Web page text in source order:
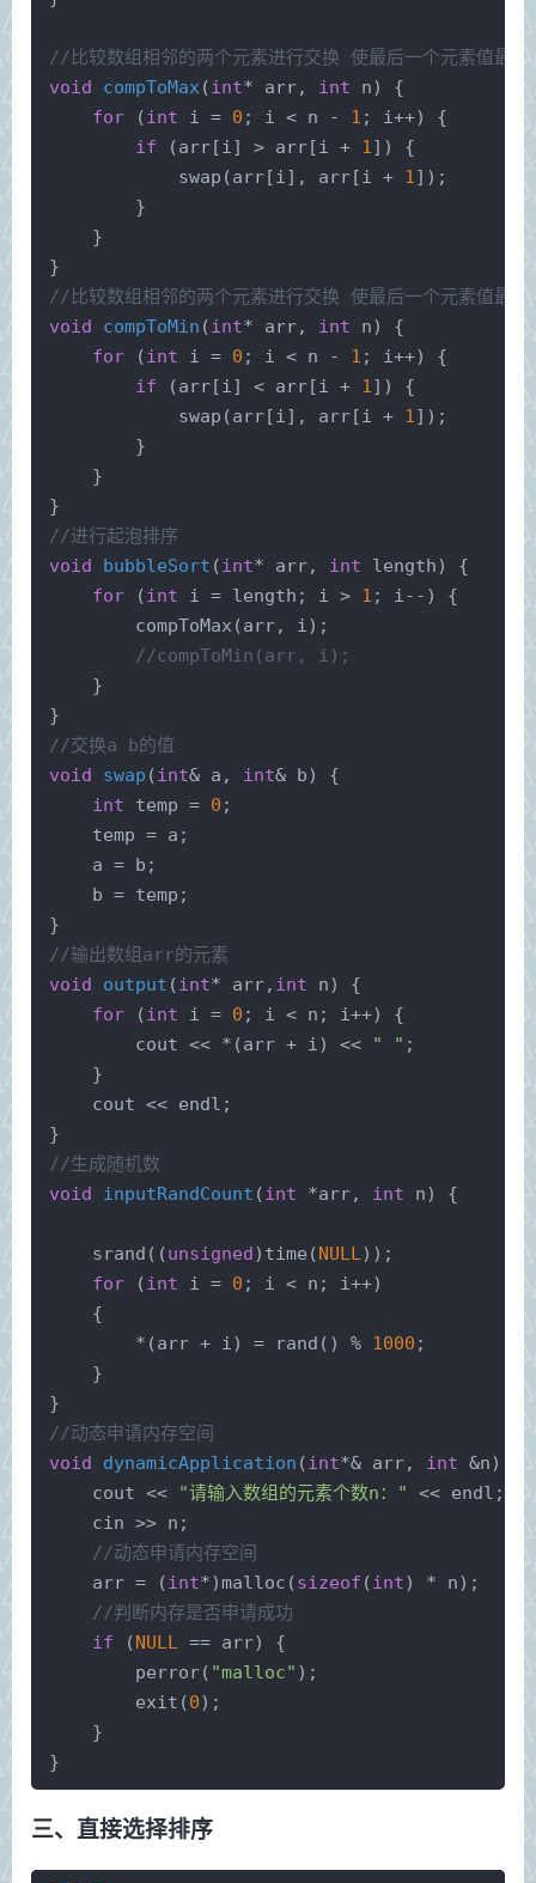
//比较数组相邻的两个元素进行交换 使最后一个元素值最
void
compToMax (int* arr, int n)
{
for (int i = 0 ; i < n - 1 ; i++) {
if (arr[i] > arr[i + 1]) {
swap (arr[i], arr[i + 1]);
        }
    }
}
//比较数组相邻的两个元素进行交换 使最后一个元素值最
void
compToMin (int* arr, int n)
{
for (int i = 0 ; i < n - 1 ; i++) {
if (arr[i] < arr[i + 1]) {
swap (arr[i], arr[i + 1]);
        }
    }
}
//进行起泡排序
void
bubbleSort (int* arr, int length)
{
for (int i = length; i > 1 ; i--) {
compToMax (arr, i);
//compToMin(arr, i);
    }
}
//交换a b的值
void
swap (int& a, int& b)
{
int temp = 0 ;
    temp = a;
    a = b;
    b = temp;
}
//输出数组arr的元素
void
output (int* arr, int n)
{
for (int i = 0 ; i < n; i++) {
        cout << *(arr + i) <<
" " ;
    }
    cout << endl;
}
//生成随机数
void
inputRandCount (int *arr, int n) {
srand ((unsigned) time (NULL));
for (int i = 0 ; i < n; i++)
    {
        *(arr + i) =
rand () % 1000 ;
    }
}
//动态申请内存空间
void
dynamicApplication (int*& arr, int &n)
    cout <<
"请输入数组的元素个数n："
<< endl;
    cin >> n;
//动态申请内存空间
    arr = (
int*)malloc (sizeof (int) * n);
//判断内存是否申请成功
if (NULL == arr) {
perror( "malloc" );
exit (0);
    }
}
三、直接选择排序